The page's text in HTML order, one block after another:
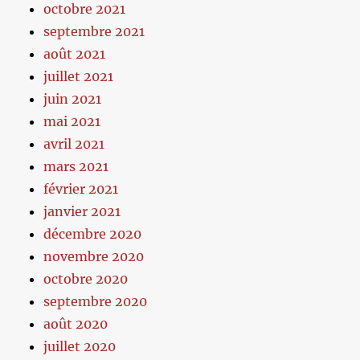
octobre 2021
septembre 2021
août 2021
juillet 2021
juin 2021
mai 2021
avril 2021
mars 2021
février 2021
janvier 2021
décembre 2020
novembre 2020
octobre 2020
septembre 2020
août 2020
juillet 2020